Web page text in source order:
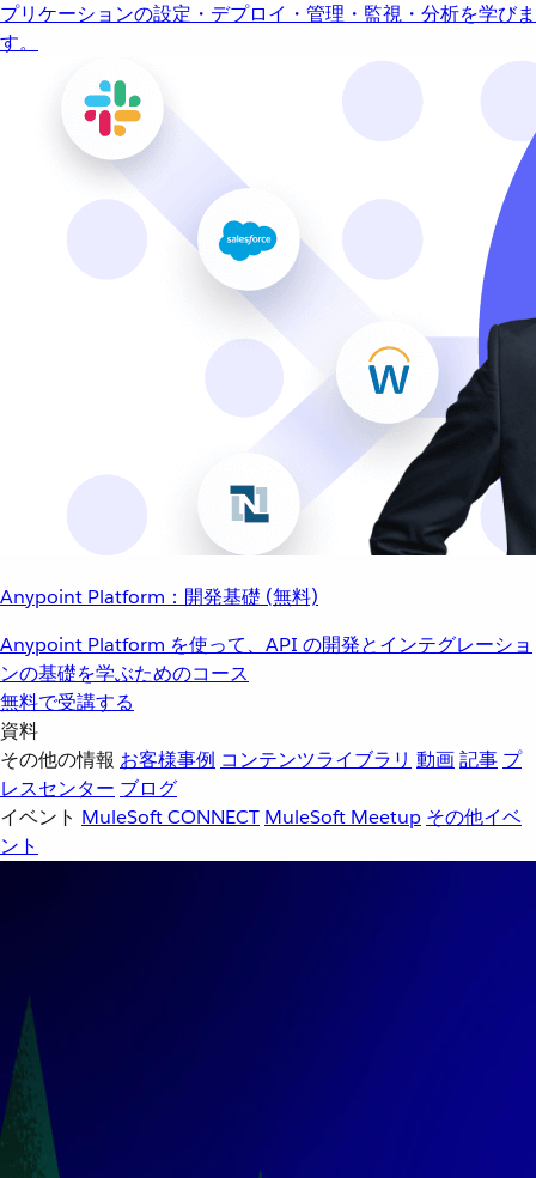
プリケーションの設定・デプロイ・管理・監視・分析を学びま
す。
Anypoint Platform：開発基礎 (無料)
Anypoint Platform を使って、API の開発とインテグレーショ
ンの基礎を学ぶためのコース
無料で受講する
資料
その他の情報 お客様事例 コンテンツライブラリ 動画記事 プ
レスセンター ブログ
イベント MuleSoft CONNECT MuleSoft Meetup その他イベ
ント